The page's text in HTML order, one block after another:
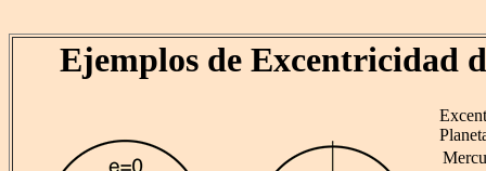
Ejemplos de Excentricidad